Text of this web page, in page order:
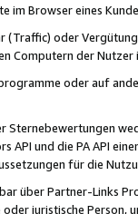
im Browser eines
(Traffic) oder
Computern der
oder auf
Sternebewertungen
API und die PA API
für die
über Partner-Links
juristische